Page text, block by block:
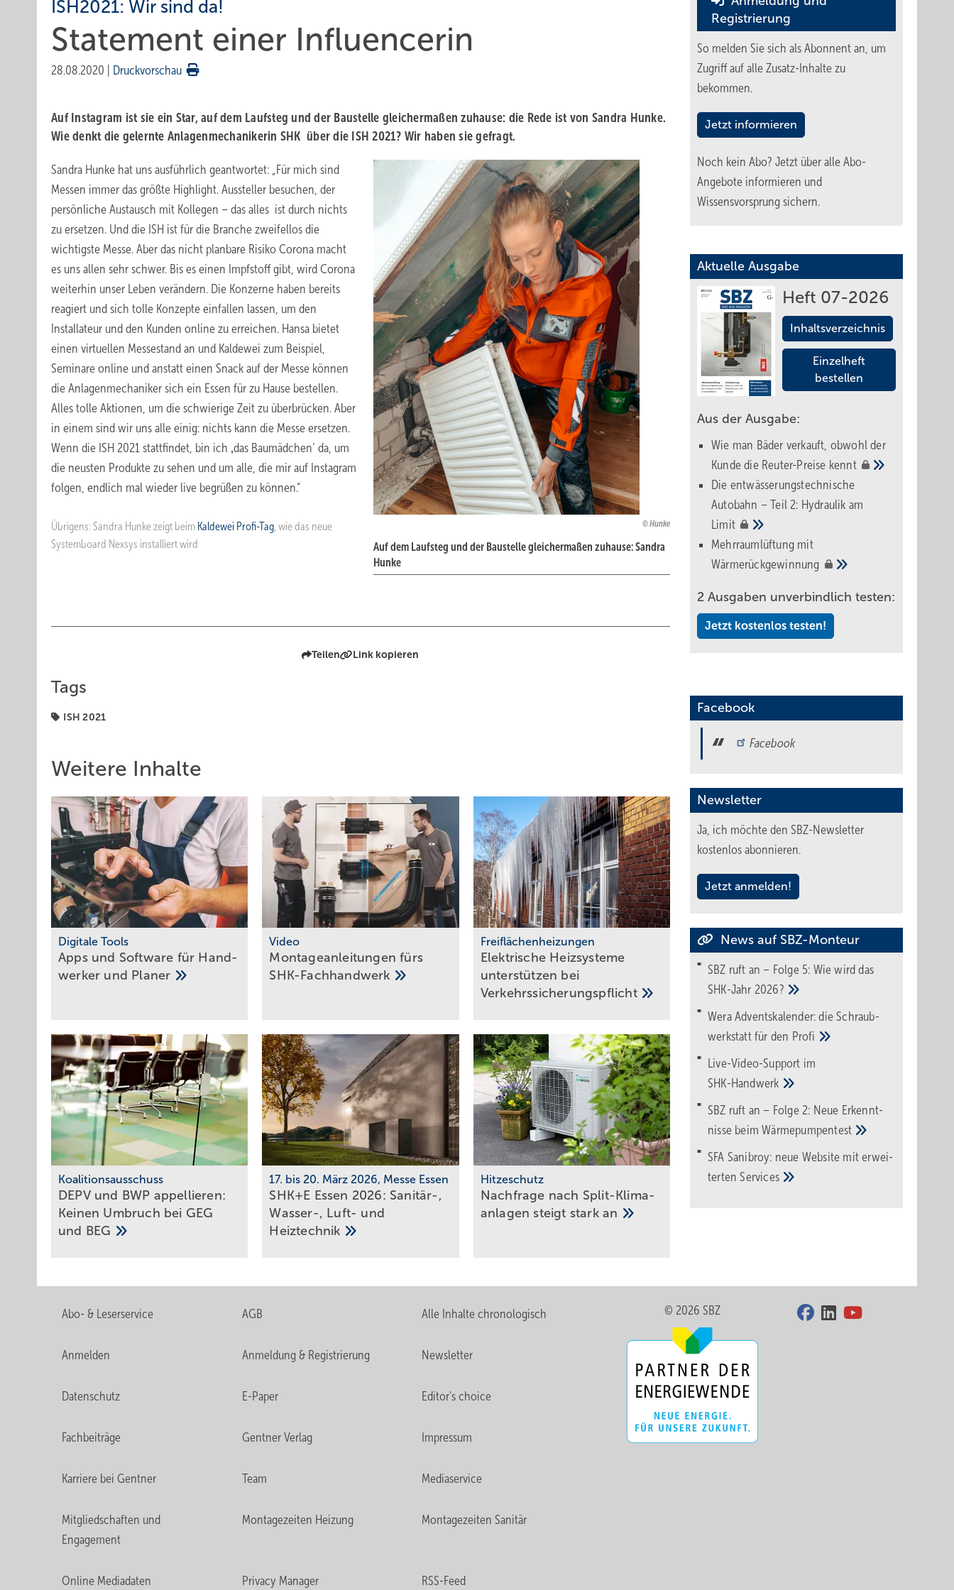
ISH2021: Wir sind da!
Statement einer Influencerin
28.08.2020 Druckvorschau
Auf Instagram ist sie ein Star, auf dem Laufsteg und der Baustelle gleichermaßen zuhause: die Rede ist von Sandra Hunke.
Wie denkt die gelernte Anlagenmechanikerin SHK über die ISH 2021? Wir haben sie gefragt.
Hunke
Auf dem Laufsteg und der Baustelle gleichermaßen zuhause: Sandra
Hunke
Sandra Hunke hat uns ausführlich geantwortet: „Für mich sind
Messen immer das größte Highlight. Aussteller besuchen, der
persönliche Austausch mit Kollegen – das alles ist durch nichts
zu ersetzen. Und die ISH ist für die Branche zweifellos die
wichtigste Messe. Aber das nicht planbare Risiko Corona macht
es uns allen sehr schwer. Bis es einen Impfstoff gibt, wird Corona
weiterhin unser Leben verändern. Die Konzerne haben bereits
reagiert und sich tolle Konzepte einfallen lassen, um den
Installateur und den Kunden online zu erreichen. Hansa bietet
einen virtuellen Messestand an und Kaldewei zum Beispiel,
Seminare online und anstatt einen Snack auf der Messe können
die Anlagenmechaniker sich ein Essen für zu Hause bestellen.
Alles tolle Aktionen, um die schwierige Zeit zu überbrücken. Aber
in einem sind wir uns alle einig: nichts kann die Messe ersetzen.
Wenn die ISH 2021 stattfindet, bin ich ‚das Baumädchen‘ da, um
die neusten Produkte zu sehen und um alle, die mir auf Instagram
folgen, endlich mal wieder live begrüßen zu können.“
Übrigens: Sandra Hunke zeigt beim Kaldewei Profi-Tag , wie das neue
Systemboard Nexsys installiert wird
Teilen Link kopieren
Tags
ISH 2021
Weitere Inhalte
Digitale Tools
Apps und Soft­ware für Hand­
werker und Planer
Video
Montageanleitungen fürs
SHK-Fachhandwerk
Freiflächenheizungen
Elektrische Heizsysteme
unter­stützen bei
Ver­kehrs­siche­rungs­pflicht
Koalitionsausschuss
DEPV und BWP ap­pel­lie­ren:
Kei­nen Um­bruch bei GEG
und BEG
17. bis 20. März 2026, Messe Essen
SHK+E Essen 2026: Sanitär-,
Wasser-, Luft- und
Heiztechnik
Hitzeschutz
Nachfrage nach Split-Klima­
an­lagen steigt starkan
Registrierung
So melden Sie sich als Abonnent an, um
Zugriff auf alle Zusatz-Inhalte zu
bekommen.
Jetzt informieren
Noch kein Abo? Jetzt über alle Abo-
Angebote informieren und
Wissensvorsprung sichern.
Aktuelle Ausgabe
Heft 07-2026
Inhaltsverzeichnis
Einzelheft
bestellen
Aus der Ausgabe:
Wie man Bäder verkauft, obwohl der
Kunde die Reuter-Preise kennt
Die entwässerungstechnische
Autobahn – Teil 2: Hydraulik am
Limit
Mehrraumlüftung mit
Wärmerückgewinnung
2 Ausgaben unverbindlich testen:
Jetzt kostenlos testen!
Facebook
Facebook
Newsletter
Ja, ich möchte den SBZ-Newsletter
kostenlos abonnieren.
Jetzt anmelden!
News auf SBZ-Monteur
SBZ ruft an – Folge 5: Wie wird das
SHK-Jahr 2026?
Wera Adventskalender: die Schraub­
werk­statt für den Pro­fi
Live-Video-Support im
SHK-Handwerk
SBZ ruft an – Folge 2: Neue Erkennt­
nisse beimWärme­pumpen­test
SFA Sanibroy: neue Web­site mit erwei­
tertenServices
Abo- & Leserservice AGB Alle Inhalte chronologisch
Anmelden Anmeldung & Registrierung Newsletter
Datenschutz E-Paper Editor's choice
Fachbeiträge Gentner Verlag Impressum
Karriere bei Gentner Team Mediaservice
Mitgliedschaften und
Engagement
Montagezeiten Heizung Montagezeiten Sanitär
Online Mediadaten Privacy Manager RSS-Feed
© 2026 SBZ